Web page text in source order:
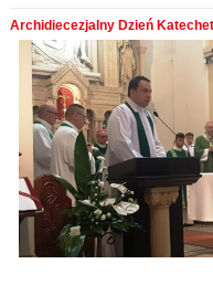
Archidiecezjalny Dzień